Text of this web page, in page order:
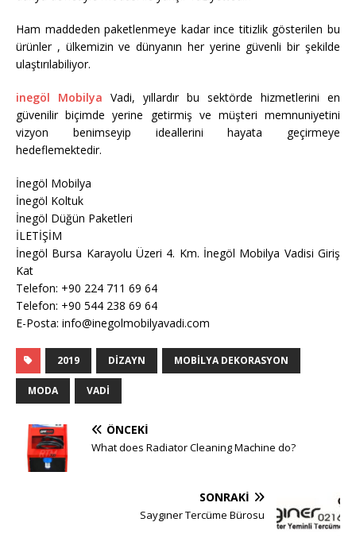
Ham maddeden paketlenmeye kadar ince titizlik gösterilen bu
ürünler , ülkemizin ve dünyanın her yerine güvenli bir şekilde
ulaştırılabiliyor.
inegöl Mobilya Vadi, yıllardır bu sektörde hizmetlerini en
güvenilir biçimde yerine getirmiş ve müşteri memnuniyetini
vizyon benimseyip ideallerini hayata geçirmeye
hedeflemektedir.
İnegöl Mobilya
İnegöl Koltuk
İnegöl Düğün Paketleri
İLETİŞİM
İnegöl Bursa Karayolu Üzeri 4. Km. İnegöl Mobilya Vadisi Giriş
Kat
Telefon: +90 224 711 69 64
Telefon: +90 544 238 69 64
E-Posta: info@inegolmobilyavadi.com
2019 DIZAYN MOBILYA DEKORASYON
MODA VADI
ÖNCEKI
What does Radiator Cleaning Machine do?
SONRAKI
Saygıner Tercüme Bürosu